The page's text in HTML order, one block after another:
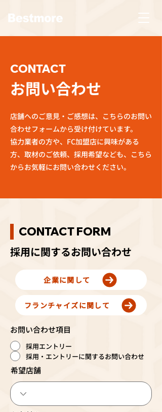
CONTACT
お問い合わせ
店舗へのご意見・ご感想は、こちらのお問い
合わせフォームから受け付けています。
協力業者の方や、FC加盟店に興味がある
方、取材のご依頼、採用希望なども、こちら
からお気軽にお問い合わせください。
CONTACT FORM
採用に関するお問い合わせ
企業に関して
フランチャイズに関して
お問い合わせ項目
採用エントリー
採用・エントリーに関するお問い合わせ
希望店舗